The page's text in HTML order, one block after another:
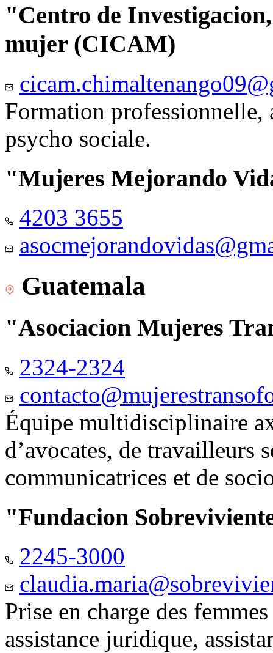
"Centro de
mujer (CICAM)
Formation professionnelle,
psycho sociale.
"Mujeres Mejorando
4203 3655
Guatemala
"Asociacion Mujeres
2324-2324
Équipe multidisciplinaire
d’avocates, de travailleurs
communicatrices et de
"Fundacion
2245-3000
Prise en charge des
assistance juridique,